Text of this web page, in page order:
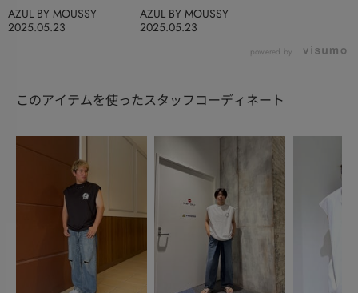
2025.05.23
AZUL BY MOUSSY
2025.05.23
AZUL BY MOUSSY
powered by
このアイテムを使ったスタッフコーディネート